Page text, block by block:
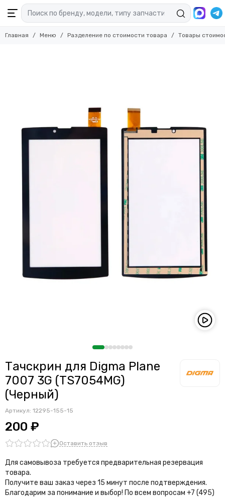
Главная Меню Разделение по стоимости товара Товары
Тачскрин для Digma Plane
7007 3G (TS7054MG)
(Черный)
Артикул: 12295-155-15
200 ₽
Оставить отзыв
Для самовывоза требуется предварительная резервация
товара.
Получите ваш заказ через 15 минут после подтверждения.
Благодарим за понимание и выбор! По всем вопросам +7 (495)